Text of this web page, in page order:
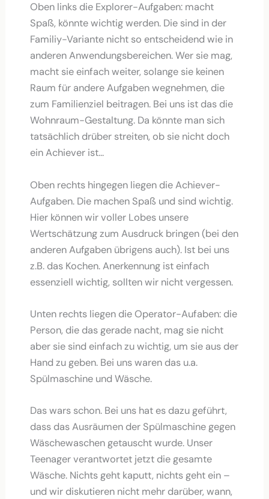
Oben links die Explorer-Aufgaben: macht
Spaß, könnte wichtig werden. Die sind in der
Familiy-Variante nicht so entscheidend wie in
anderen Anwendungsbereichen. Wer sie mag,
macht sie einfach weiter, solange sie keinen
Raum für andere Aufgaben wegnehmen, die
zum Familienziel beitragen. Bei uns ist das die
Wohnraum-Gestaltung. Da könnte man sich
tatsächlich drüber streiten, ob sie nicht doch
ein Achiever ist…
Oben rechts hingegen liegen die Achiever-
Aufgaben. Die machen Spaß und sind wichtig.
Hier können wir voller Lobes unsere
Wertschätzung zum Ausdruck bringen (bei den
anderen Aufgaben übrigens auch). Ist bei uns
z.B. das Kochen. Anerkennung ist einfach
essenziell wichtig, sollten wir nicht vergessen.
Unten rechts liegen die Operator-Aufaben: die
Person, die das gerade nacht, mag sie nicht
aber sie sind einfach zu wichtig, um sie aus der
Hand zu geben. Bei uns waren das u.a.
Spülmaschine und Wäsche.
Das wars schon. Bei uns hat es dazu geführt,
dass das Ausräumen der Spülmaschine gegen
Wäschewaschen getauscht wurde. Unser
Teenager verantwortet jetzt die gesamte
Wäsche. Nichts geht kaputt, nichts geht ein –
und wir diskutieren nicht mehr darüber, wann,